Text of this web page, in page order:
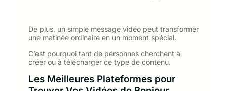
De plus, un simple message vidéo peut transformer
une matinée ordinaire en un moment spécial.
C’est pourquoi tant de personnes cherchent à
créer ou à télécharger ce type de contenu.
Les Meilleures Plateformes pour